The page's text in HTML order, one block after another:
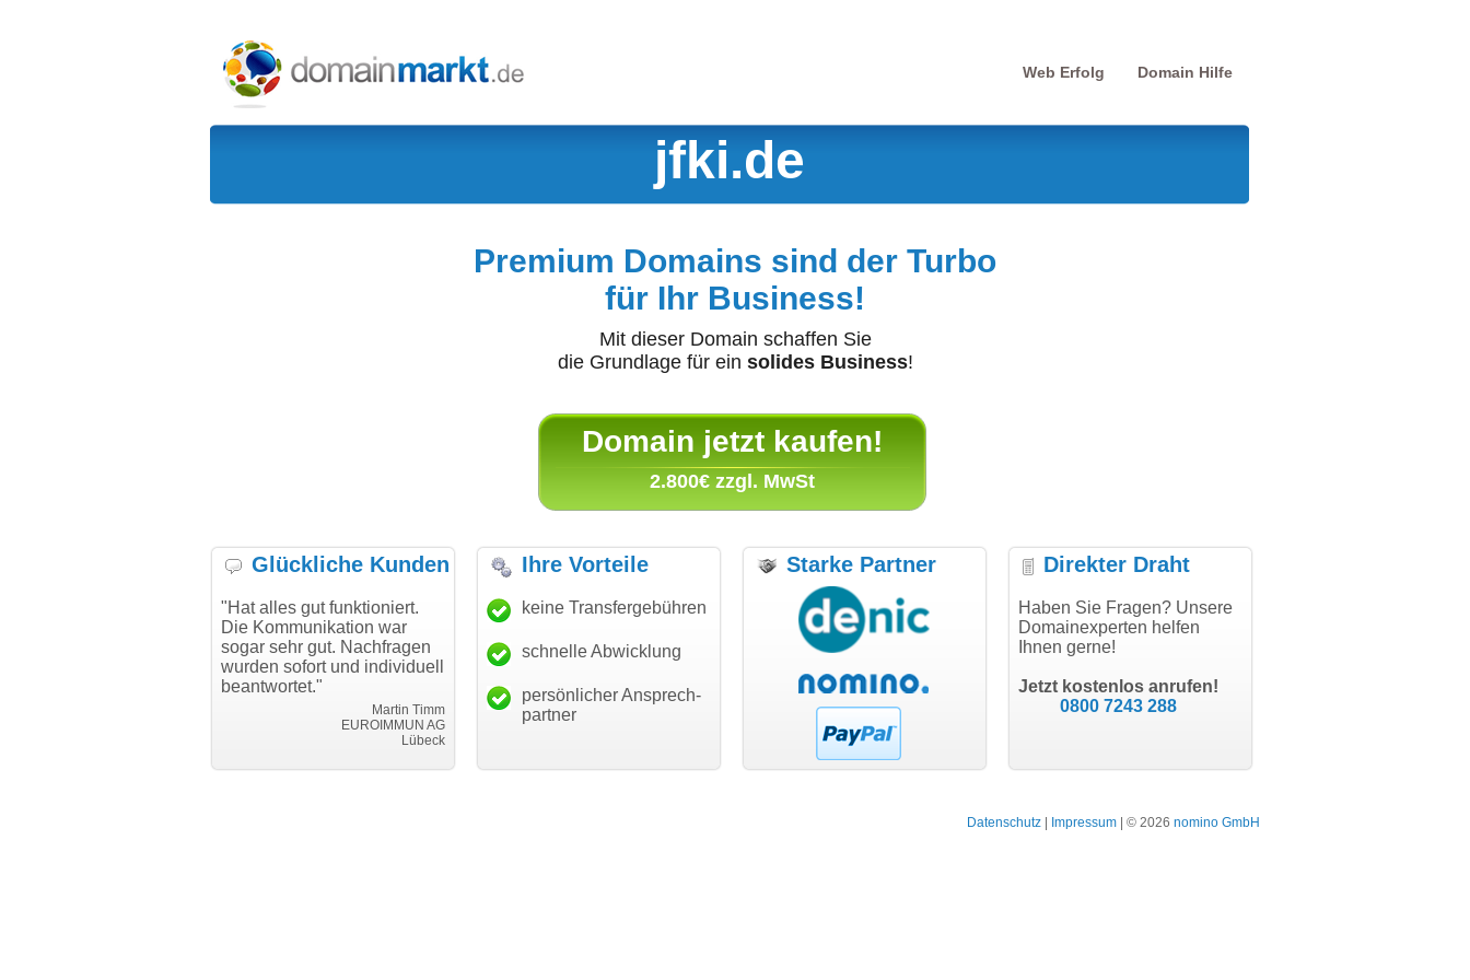
Web Erfolg Domain Hilfe
jfki.de
Premium Domains sind der Turbo
für Ihr Business!
Mit dieser Domain schaffen Sie
die Grundlage für ein solides Business!
Domain jetzt kaufen!
2.800€ zzgl. MwSt
Glückliche Kunden
"Hat alles gut funktioniert.
Die Kommunikation war
sogar sehr gut. Nachfragen
wurden sofort und individuell
beantwortet."
Martin Timm
EUROIMMUN AG
Lübeck
"Danke für den schnellen
Transfer und guten Service!"
Thomas Schäfer
i can eckert communication GmbH
"Ich bin dankbar, meine
Wunschdomain gefunden zu
haben. Die Domain passt für
hundertprozentig."
Janina Köck
Leben im Einklang
leben-im-einklang.de
Köln
"Super Abwicklung, vielen
modern software GbR
Landau an der Isar
"Vielen Dank für den
AuthCode - hat alles prima
Ihre Vorteile
keine Transfergebühren
schnelle Abwicklung
persönlicher Ansprech-
partner
Starke Partner Direkter Draht
Haben Sie Fragen? Unsere
Domainexperten helfen
Ihnen gerne!
Jetzt kostenlos anrufen!
0800 7243 288
Datenschutz Impressum | © 2026 nomino GmbH